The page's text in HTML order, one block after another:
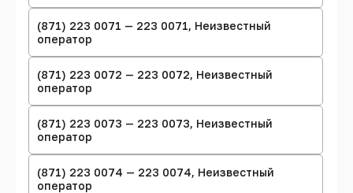
(871) 223 0071 — 223 0071, Неизвестный
оператор
(871) 223 0072 — 223 0072, Неизвестный
оператор
(871) 223 0073 — 223 0073, Неизвестный
оператор
(871) 223 0074 — 223 0074, Неизвестный
оператор